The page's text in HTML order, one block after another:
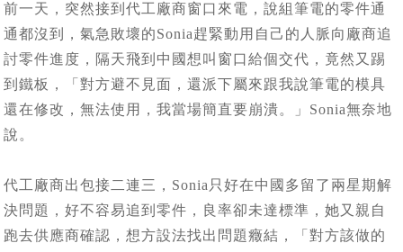
前一天，突然接到代工廠商窗口來電，說組筆電的零件通
通都沒到，氣急敗壞的Sonia趕緊動用自己的人脈向廠商追
討零件進度，隔天飛到中國想叫窗口給個交代，竟然又踢
到鐵板，「對方避不見面，還派下屬來跟我說筆電的模具
還在修改，無法使用，我當場簡直要崩潰。」Sonia無奈地
說。
代工廠商出包接二連三，Sonia只好在中國多留了兩星期解
決問題，好不容易追到零件，良率卻未達標準，她又親自
跑去供應商確認，想方設法找出問題癥結，「對方該做的